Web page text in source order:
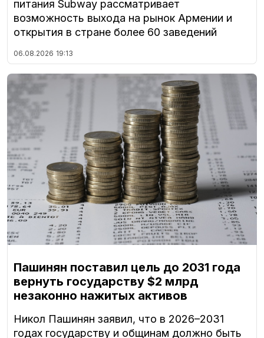
питания Subway рассматривает
возможность выхода на рынок Армении и
открытия в стране более 60 заведений
06.08.2026 19:13
Пашинян поставил цель до 2031 года
вернуть государству $2 млрд
незаконно нажитых активов
Никол Пашинян заявил, что в 2026–2031
годах государству и общинам должно быть